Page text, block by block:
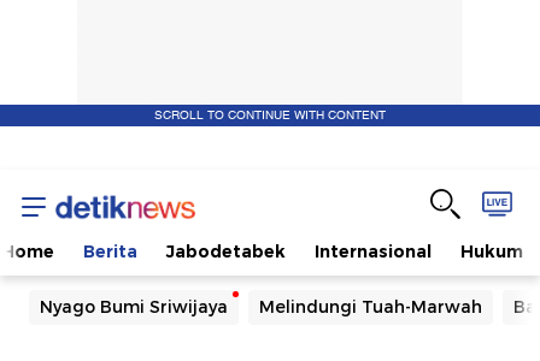
SCROLL TO CONTINUE WITH CONTENT
Home Berita Jabodetabek Internasional Hukum
Nyago Bumi Sriwijaya Melindungi Tuah-Marwah